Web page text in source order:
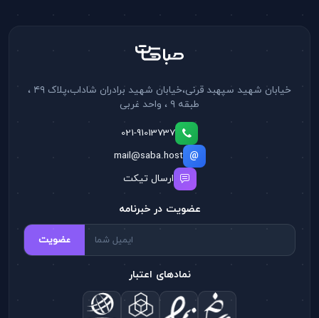
خیابان شهید سپهبد قرنی،خیابان شهید برادران شاداب،پلاک ۴۹ ،
طبقه ۹ ، واحد غربی
021-91013737
mail@saba.host
ارسال تیکت
عضویت در خبرنامه
عضویت
نمادهای اعتبار